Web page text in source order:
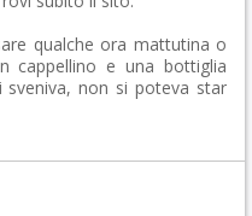
qualche ora mattutina o
cappellino e una bottiglia
sveniva, non si poteva star